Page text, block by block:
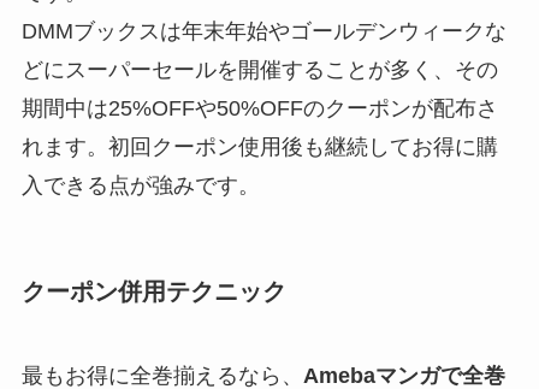
DMMブックスは年末年始やゴールデンウィークな
どにスーパーセールを開催することが多く、その
期間中は25%OFFや50%OFFのクーポンが配布さ
れます。初回クーポン使用後も継続してお得に購
入できる点が強みです。
クーポン併用テクニック
最もお得に全巻揃えるなら、 Amebaマンガで全巻